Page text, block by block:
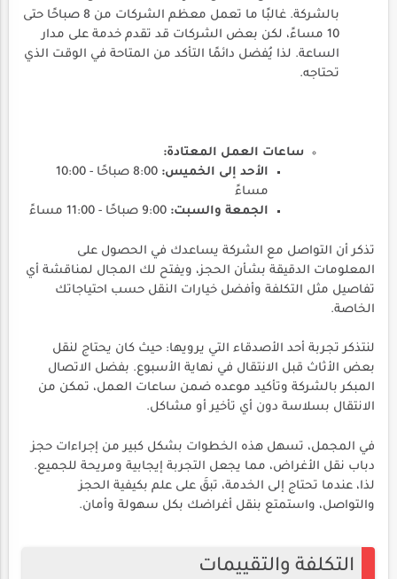
بالشركة. غالبًا ما تعمل معظم الشركات من 8 صباحًا حتى
10 مساءً، لكن بعض الشركات قد تقدم خدمة على مدار
الساعة. لذا يُفضل دائمًا التأكد من المتاحة في الوقت الذي
تحتاجه.
ساعات العمل المعتادة:
الأحد إلى الخميس:
8:00 صباحًا - 10:00
مساءً
الجمعة والسبت:
تذكر أن التواصل مع الشركة يساعدك في الحصول على
المعلومات الدقيقة بشأن الحجز، ويفتح لك المجال لمناقشة أي
تفاصيل مثل التكلفة وأفضل خيارات النقل حسب احتياجاتك
الخاصة.
لنتذكر تجربة أحد الأصدقاء التي يرويها: حيث كان يحتاج لنقل
بعض الأثاث قبل الانتقال في نهاية الأسبوع. بفضل الاتصال
المبكر بالشركة وتأكيد موعده ضمن ساعات العمل، تمكن من
الانتقال بسلاسة دون أي تأخير أو مشاكل.
في المجمل، تسهل هذه الخطوات بشكل كبير من إجراءات حجز
دباب نقل الأغراض، مما يجعل التجربة إيجابية ومريحة للجميع.
لذا، عندما تحتاج إلى الخدمة، تبقَ على علم بكيفية الحجز
والتواصل، واستمتع بنقل أغراضك بكل سهولة وأمان.
التكلفة والتقييمات